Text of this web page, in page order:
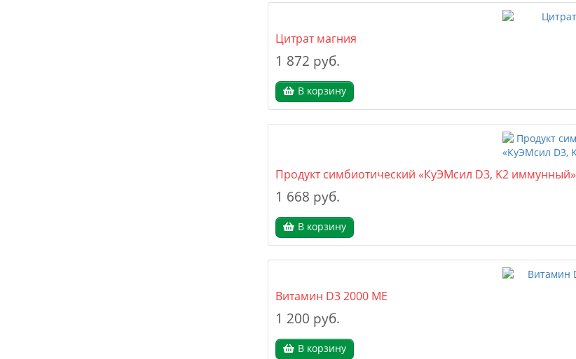
Цитрат магния
1 872 руб.
В корзину
Продукт симбиотический «КуЭМсил D3, K2 иммунный»
1 668 руб.
В корзину
Витамин D3 2000 МЕ
1 200 руб.
В корзину